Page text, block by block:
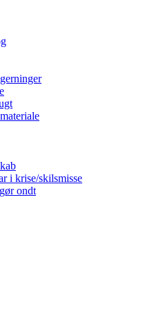
i krise/skilsmisse
ondt